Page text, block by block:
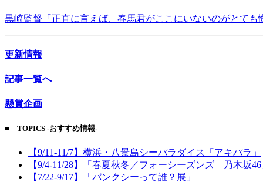
黒崎監督「正直に言えば、春馬君がここにいないのがとても
更新情報
記事一覧へ
懸賞企画
■ TOPICS -おすすめ情報-
【9/11-11/7】横浜・八景島シーパラダイス「アキパラ」
【9/4-11/28】「春夏秋冬／フォーシーズンズ 乃木坂46
【7/22-9/17】「バンクシーって誰？展」